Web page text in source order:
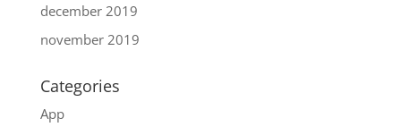
december 2019
november 2019
Categories
App